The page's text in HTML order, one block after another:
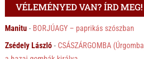
VÉLEMÉNYED VAN? ÍRD MEG!
Manitu - BORJÚAGY – paprikás szószban
Zsédely László - CSÁSZÁRGOMBA